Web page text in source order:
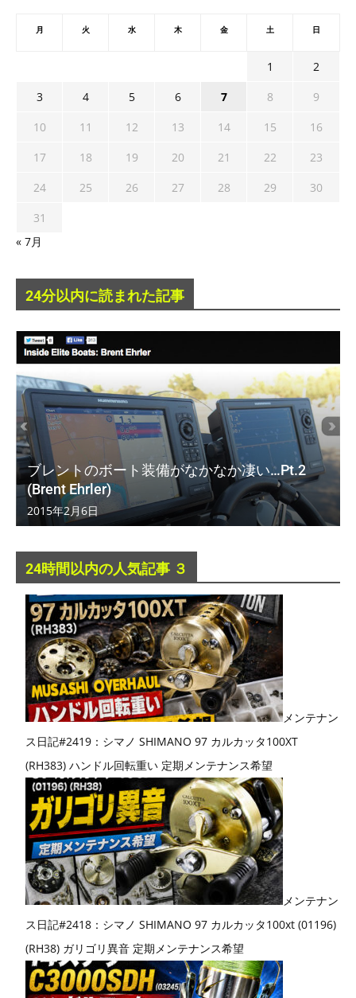
月 火 水 木 金 土 日
1
2
3
4 5 6 7 8
9
10
11 12 13 14 15
16
17
18 19 20 21 22
23
24
25 26 27 28 29
30
31
« 7月
24分以内に読まれた記事
ブレントのボート装備がなかなか凄い…Pt.2
(Brent Ehrler)
2015年2月6日
24時間以内の人気記事 ３
メンテナン
ス日記#2419：シマノ SHIMANO 97 カルカッタ100XT
(RH383) ハンドル回転重い 定期メンテナンス希望
メンテナン
ス日記#2418：シマノ SHIMANO 97 カルカッタ100xt (01196)
(RH38) ガリゴリ異音 定期メンテナンス希望